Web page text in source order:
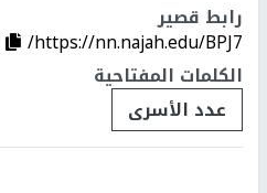
رابط قصير
https://nn.najah.edu/BPJ7/
الكلمات المفتاحية
عدد الأسرى